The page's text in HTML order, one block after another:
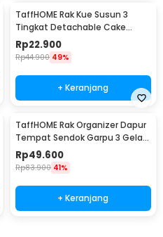
TaffHOME Rak Kue Susun 3
Tingkat Detachable Cake
Stand Display - CF431
Rp22.900
Rp44.900 49%
+ Keranjang
TaffHOME Rak Organizer Dapur
Tempat Sendok Garpu 3 Gelas
- LL251
Rp49.600
Rp83.900 41%
+ Keranjang